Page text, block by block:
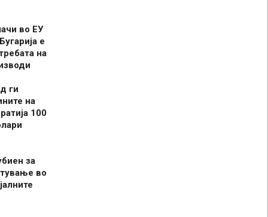
во ЕУ
е
на
ги
на
100
за
во